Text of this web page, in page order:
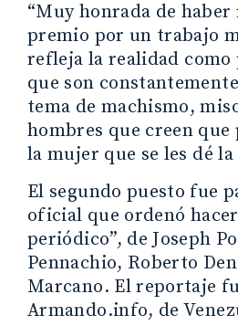
“Muy honrada de
premio por un trabajo
refleja la realidad como
que son
tema de machismo,
hombres que creen que
la mujer que se les dé
El segundo puesto fue
oficial que ordenó
periódico”, de Joseph
Pennachio, Roberto
Marcano. El reportaje
Armando.info, de